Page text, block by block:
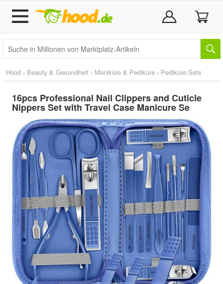
Hood › Beauty & Gesundheit › Maniküre & Pediküre › Pediküre-Sets
16pcs Professional Nail Clippers and Cuticle
Nippers Set with Travel Case Manicure Se